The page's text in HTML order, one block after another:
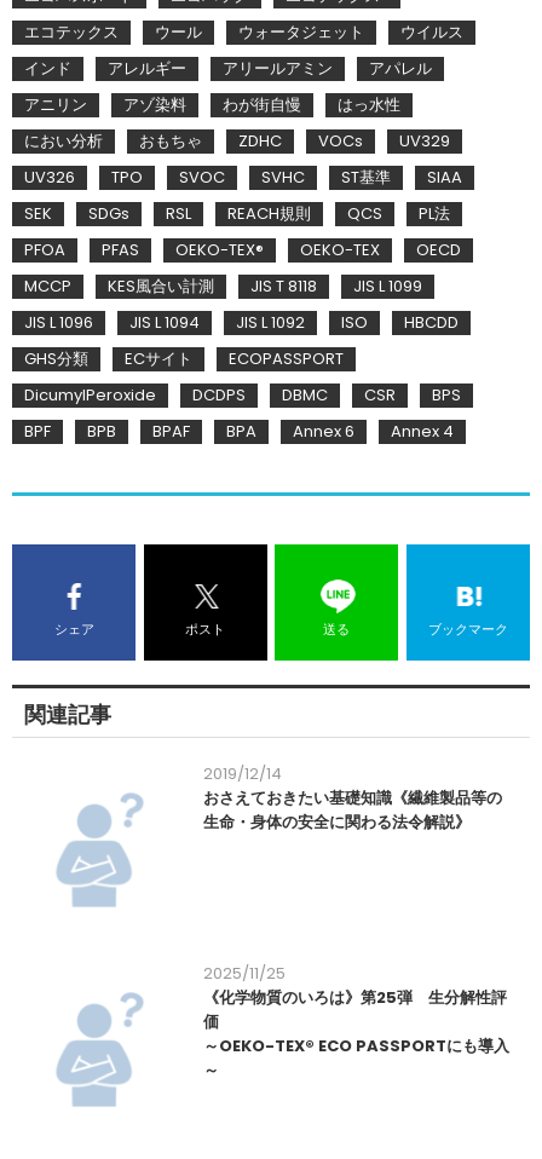
エコテックス
ウール ウォータジェット
ウイルス
インド
アレルギー アリールアミン
アパレル
アニリン
アゾ染料 わが街自慢
はっ水性
におい分析
おもちゃ ZDHC VOCs
UV329
UV326
TPO SVOC SVHC ST基準
SIAA
SEK
SDGs RSL REACH規則 QCS
PL法
PFOA
PFAS OEKO-TEX® OEKO-TEX
OECD
MCCP
KES風合い計測 JIS T 8118
JIS L 1099
JIS L 1096
JIS L 1094 JIS L 1092 ISO
HBCDD
GHS分類
ECサイト
ECOPASSPORT
DicumylPeroxide
DCDPS DBMC CSR
BPS
BPF
BPB BPAF BPA Annex 6 Annex 4
シェア ポスト 送る ブックマーク
関連記事
2019/12/14
おさえておきたい基礎知識《繊維製品等の
生命・身体の安全に関わる法令解説》
2025/11/25
《化学物質のいろは》第25弾 生分解性評
価
～OEKO-TEX® ECO PASSPORTにも導入
～